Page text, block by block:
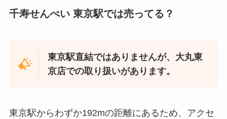
千寿せんべい 東京駅では売ってる？
東京駅直結ではありませんが、大丸東
京店での取り扱いがあります。
東京駅からわずか192mの距離にあるため、アクセ